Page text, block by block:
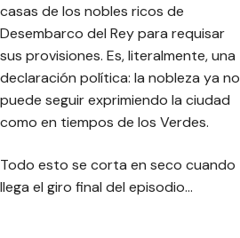
casas de los nobles ricos de
Desembarco del Rey para requisar
sus provisiones. Es, literalmente, una
declaración política: la nobleza ya no
puede seguir exprimiendo la ciudad
como en tiempos de los Verdes.
Todo esto se corta en seco cuando
llega el giro final del episodio…